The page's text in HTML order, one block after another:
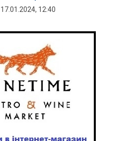
17.01.2024, 12:40